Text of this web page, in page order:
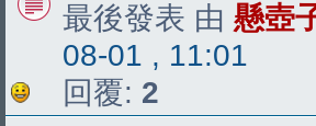
最後發表 由 懸壺
08-01 , 11:01
回覆: 2